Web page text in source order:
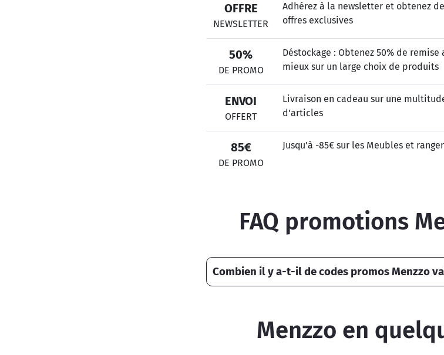
OFFRE
NEWSLETTER
Adhérez à la newsletter et obtenez
offres exclusives
50%
DE PROMO
Déstockage : Obtenez 50% de remise
mieux sur un large choix de produits
ENVOI
OFFERT
Livraison en cadeau sur une
d'articles
85€
DE PROMO
Jusqu'à -85€ sur les Meubles et
FAQ promotions
Combien il y a-t-il de codes promos Menzzo
Menzzo en